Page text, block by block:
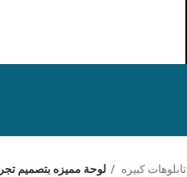
تابلوهات كبيره لوحة مميزه بتصميم